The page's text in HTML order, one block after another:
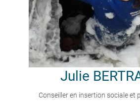
Julie
Conseiller en insertion sociale et